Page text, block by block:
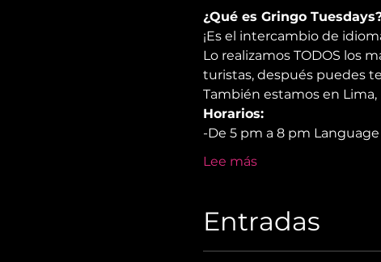
¿Qué es Gringo
¡Es el intercambio de
Lo realizamos TODOS los
turistas, después puedes
También estamos en
Horarios:
-De 5 pm a 8 pm
Lee más
Entradas